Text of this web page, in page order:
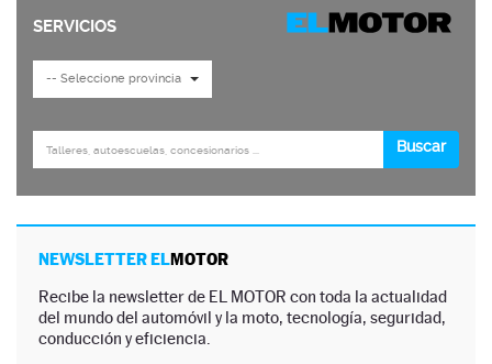
NEWSLETTER ELMOTOR
Recibe la newsletter de EL MOTOR con toda la actualidad
del mundo del automóvil y la moto, tecnología, seguridad,
conducción y eficiencia.